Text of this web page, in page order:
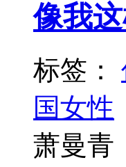
像我
标签：
国女性
萧曼青